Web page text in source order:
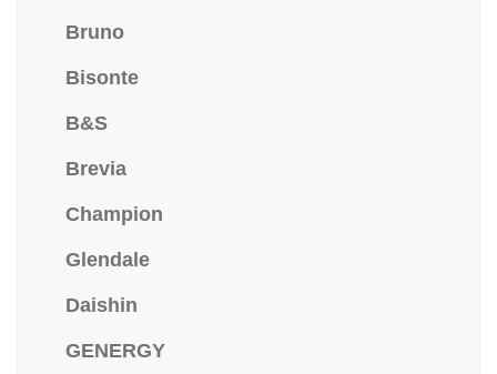
Bruno
Bisonte
B&S
Brevia
Champion
Glendale
Daishin
GENERGY